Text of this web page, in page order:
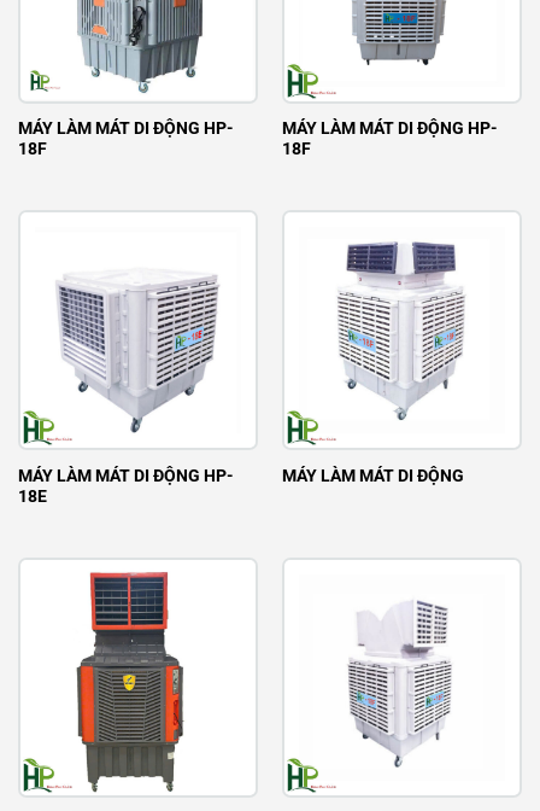
MÁY LÀM MÁT DI ĐỘNG HP-
18F
MÁY LÀM MÁT DI ĐỘNG HP-
18F
MÁY LÀM MÁT DI ĐỘNG HP-
18E
MÁY LÀM MÁT DI ĐỘNG